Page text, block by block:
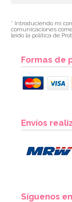
* Introduciendo mi
comunicaciones
leído la política de
Formas de
Envíos
Síguenos en